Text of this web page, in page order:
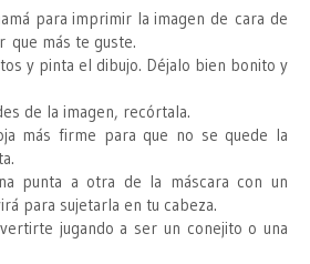
para imprimir la imagen de cara de
que más te guste.
y pinta el dibujo. Déjalo bien bonito y
de la imagen, recórtala.
más firme para que no se quede la
punta a otra de la máscara con un
para sujetarla en tu cabeza.
jugando a ser un conejito o una